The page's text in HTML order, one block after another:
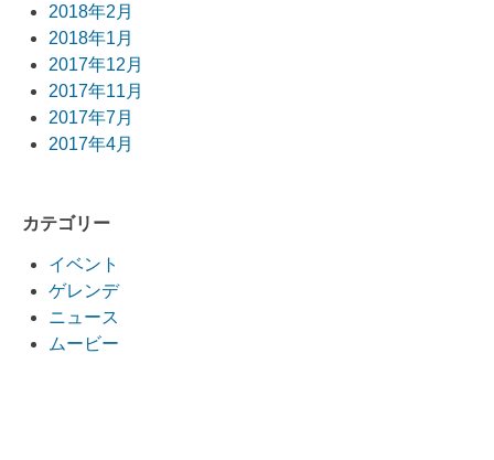
2018年2月
2018年1月
2017年12月
2017年11月
2017年7月
2017年4月
カテゴリー
イベント
ゲレンデ
ニュース
ムービー